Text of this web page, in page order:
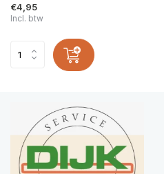
€4,95
Incl. btw